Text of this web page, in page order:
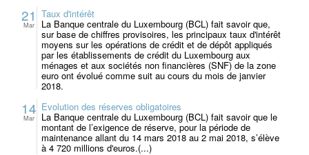
21
Mar
Taux d'intérêt
La Banque centrale du Luxembourg (BCL) fait savoir que,
sur base de chiffres provisoires, les principaux taux d'intérêt
moyens sur les opérations de crédit et de dépôt appliqués
par les établissements de crédit du Luxembourg aux
ménages et aux sociétés non financières (SNF) de la zone
euro ont évolué comme suit au cours du mois de janvier
2018.
14
Mar
Evolution des réserves obligatoires
La Banque centrale du Luxembourg (BCL) fait savoir que le
montant de l’exigence de réserve, pour la période de
maintenance allant du 14 mars 2018 au 2 mai 2018, s’élève
à 4 720 millions d'euros.(...)